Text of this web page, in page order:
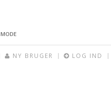
MODE
NY BRUGER LOG IND